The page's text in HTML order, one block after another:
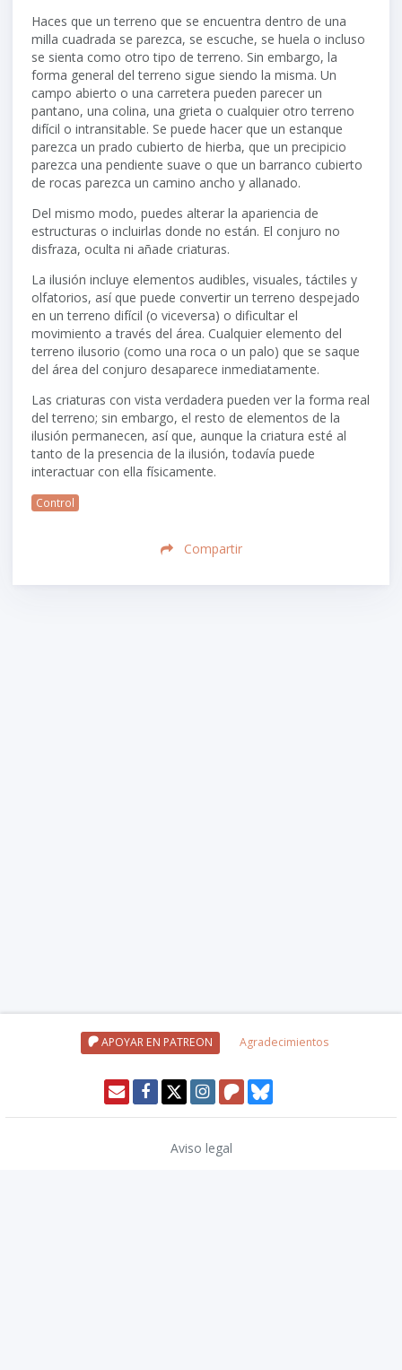
Haces que un terreno que se encuentra dentro de una
milla cuadrada se parezca, se escuche, se huela o incluso
se sienta como otro tipo de terreno. Sin embargo, la
forma general del terreno sigue siendo la misma. Un
campo abierto o una carretera pueden parecer un
pantano, una colina, una grieta o cualquier otro terreno
difícil o intransitable. Se puede hacer que un estanque
parezca un prado cubierto de hierba, que un precipicio
parezca una pendiente suave o que un barranco cubierto
de rocas parezca un camino ancho y allanado.
Del mismo modo, puedes alterar la apariencia de
estructuras o incluirlas donde no están. El conjuro no
disfraza, oculta ni añade criaturas.
La ilusión incluye elementos audibles, visuales, táctiles y
olfatorios, así que puede convertir un terreno despejado
en un terreno difícil (o viceversa) o dificultar el
movimiento a través del área. Cualquier elemento del
terreno ilusorio (como una roca o un palo) que se saque
del área del conjuro desaparece inmediatamente.
Las criaturas con vista verdadera pueden ver la forma real
del terreno; sin embargo, el resto de elementos de la
ilusión permanecen, así que, aunque la criatura esté al
tanto de la presencia de la ilusión, todavía puede
interactuar con ella físicamente.
Control
Compartir
APOYAR EN PATREON Agradecimientos
Aviso legal